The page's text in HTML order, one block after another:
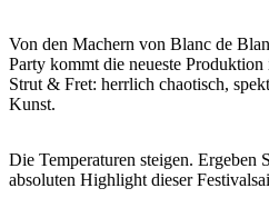
Von den Machern von Blanc de
Party kommt die neueste
Strut & Fret: herrlich chaotisch,
Kunst.
Die Temperaturen steigen. Ergeben
absoluten Highlight dieser